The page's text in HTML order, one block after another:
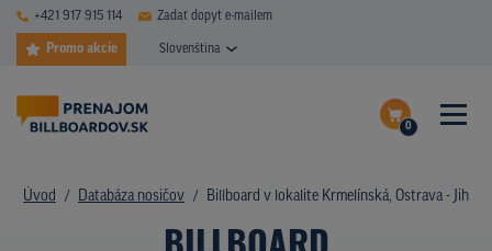
+421 917 915 114 Zadať dopyt e-mailem
Promo akcie Slovenština
0
Dokončiť dopyt
Zobraziť nosiče na mape
DATABÁZA NOSIČOV
Úvod Databáza nosičov Billboard v lokalite Krmelínská, Ostrava - Jih